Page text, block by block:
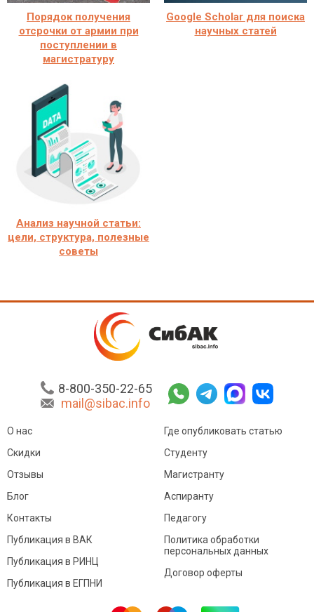
Порядок получения
отсрочки от армии при
поступлении в
магистратуру
Google Scholar для поиска
научных статей
Анализ научной статьи:
цели, структура, полезные
советы
8-800-350-22-65
mail@sibac.info
О нас
Скидки
Отзывы
Блог
Контакты
Где опубликовать статью
Студенту
Магистранту
Аспиранту
Педагогу
Публикация в ВАК
Публикация в РИНЦ
Публикация в ЕГПНИ
Политика обработки
персональных данных
Договор оферты